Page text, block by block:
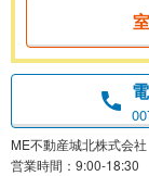
ME不動産城北株式会社
営業時間：9:00-18:30